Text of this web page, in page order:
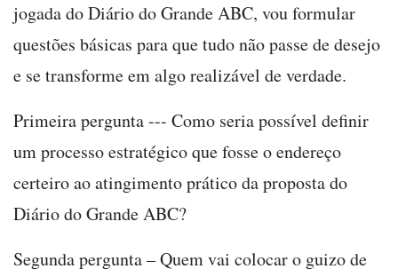
jogada do Diário do Grande ABC, vou formular
questões básicas para que tudo não passe de desejo
e se transforme em algo realizável de verdade.
Primeira pergunta --- Como seria possível definir
um processo estratégico que fosse o endereço
certeiro ao atingimento prático da proposta do
Diário do Grande ABC?
Segunda pergunta – Quem vai colocar o guizo de